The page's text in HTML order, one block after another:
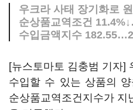
우크라 사태 장기화로
순상품교역조건
수입금액지수
[뉴스토마토 김충범 기자]
수입할 수 있는 상품의
순상품교역조건지수가 지